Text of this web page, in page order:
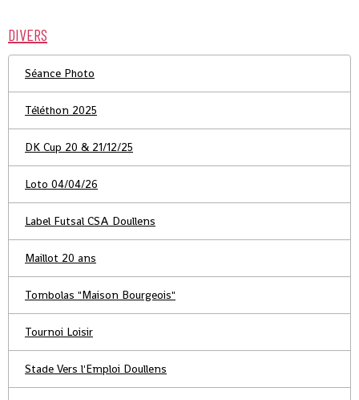
DIVERS
Séance Photo
Téléthon 2025
DK Cup 20 & 21/12/25
Loto 04/04/26
Label Futsal CSA Doullens
Maillot 20 ans
Tombolas "Maison Bourgeois"
Tournoi Loisir
Stade Vers l'Emploi Doullens